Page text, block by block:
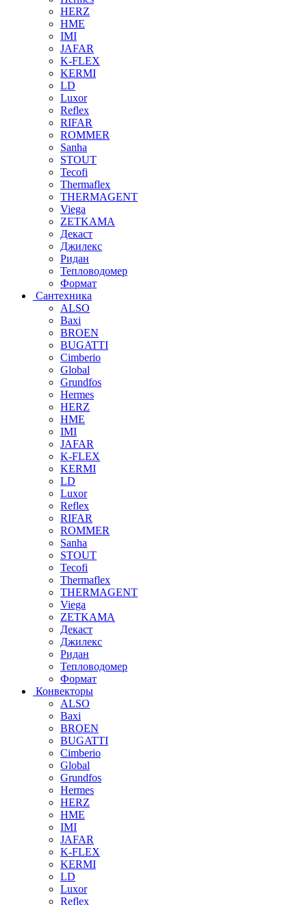
HERZ
HME
IMI
JAFAR
K-FLEX
KERMI
LD
Luxor
Reflex
RIFAR
ROMMER
Sanha
STOUT
Tecofi
Thermaflex
THERMAGENT
Viega
ZETKAMA
Декаст
Джилекс
Ридан
Тепловодомер
Формат
Сантехника
ALSO
Baxi
BROEN
BUGATTI
Cimberio
Global
Grundfos
Hermes
HERZ
HME
IMI
JAFAR
K-FLEX
KERMI
LD
Luxor
Reflex
RIFAR
ROMMER
Sanha
STOUT
Tecofi
Thermaflex
THERMAGENT
Viega
ZETKAMA
Декаст
Джилекс
Ридан
Тепловодомер
Формат
Конвекторы
ALSO
Baxi
BROEN
BUGATTI
Cimberio
Global
Grundfos
Hermes
HERZ
HME
IMI
JAFAR
K-FLEX
KERMI
LD
Luxor
Reflex